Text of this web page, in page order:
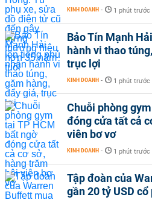
KINH DOANH - 1 phút trước
Bảo Tín Mạnh
hành vi thao
trục lợi
KINH DOANH - 1 phút trước
Chuỗi phòng
đóng cửa tất cả
viên bơ vơ
KINH DOANH - 1 phút trước
Tập đoàn của
gần 20 tỷ USD